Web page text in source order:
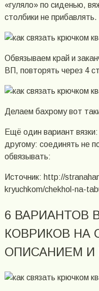
«гуляло» по сиденью,
столбики не прибавлять.
Обвязываем край и
ВП, повторять через 4
Делаем бахрому вот
Ещё один вариант
другому: соединять не
обвязывать:
Источник: http://
kryuchkom/chekhol-na-
6 ВАРИАНТОВ
КОВРИКОВ НА
ОПИСАНИЕМ И